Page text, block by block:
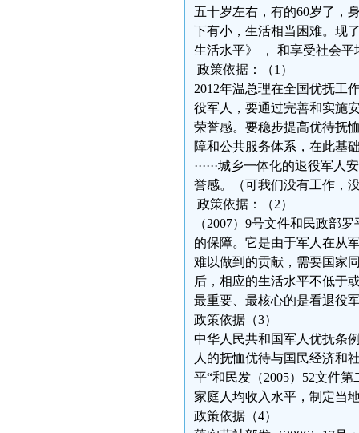
五十岁左右，有的60岁了，
下有小，生活相当困难。现
生活水平》 ， 和享受社会
政策
2012年温总理在全国优抚工
役军人，要通过完善和实施
荣誉感。要稳步提高优待抚
障和公共服务体系，在此基
······城乡一体化的退役军
誉感。（可我们没有工作，
政策依据：（2）
（2007）9号文件和民政部
的保障。它是由于军人在从
难以做到的贡献，需要国家
后，相应的生活水平不低于
最重要、最核心的是看退役
政策依据（3）
中华人民共和国军人优抚条
人的抚恤优待与国民经济和
平“和民发（2005）52文件
家庭人均收入水平，制定当
政策依据（4）